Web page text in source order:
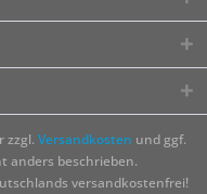
zzgl. Versandkosten und ggf.
anders beschrieben.
versandkostenfrei!